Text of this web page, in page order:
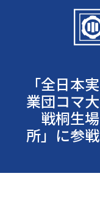
「全日本実
業団コマ大
戦桐生場
所」に参戦